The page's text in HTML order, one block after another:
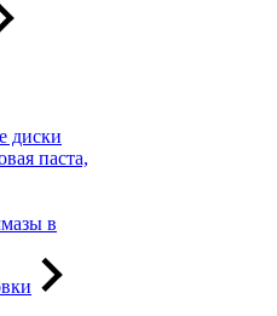
диски
паста,
в